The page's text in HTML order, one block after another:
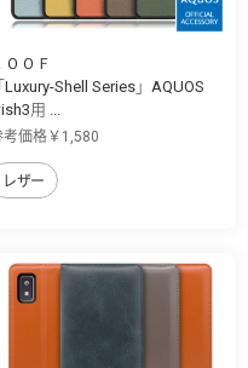
ＯＯＦ
Luxury-Shell Series」AQUOS
用 ...
考価格￥1,580
レザー